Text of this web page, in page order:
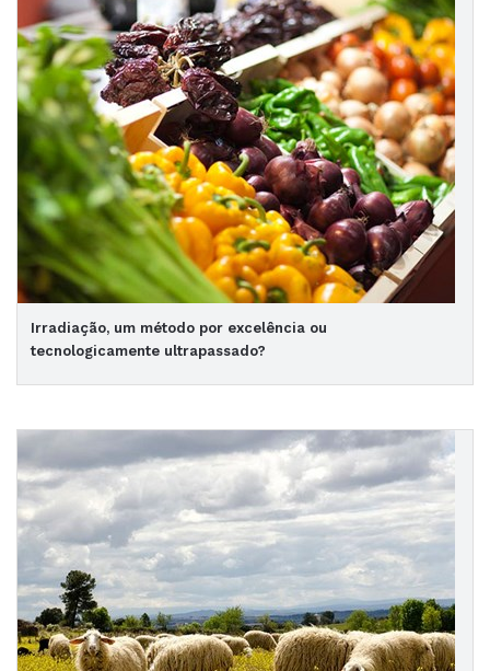
Irradiação, um método por excelência ou
tecnologicamente ultrapassado?